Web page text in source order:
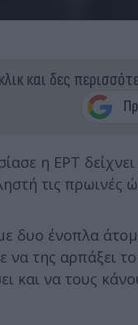
και δες
η ΕΡΤ
τις πρωινές
δυο ένοπλα
να της αρπάξει
και να τους